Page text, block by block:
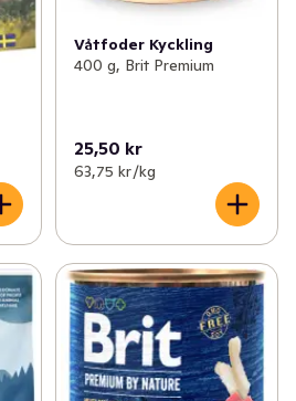
Våtfoder Kyckling
400 g, Brit Premium
25,50 kr
63,75 kr /kg